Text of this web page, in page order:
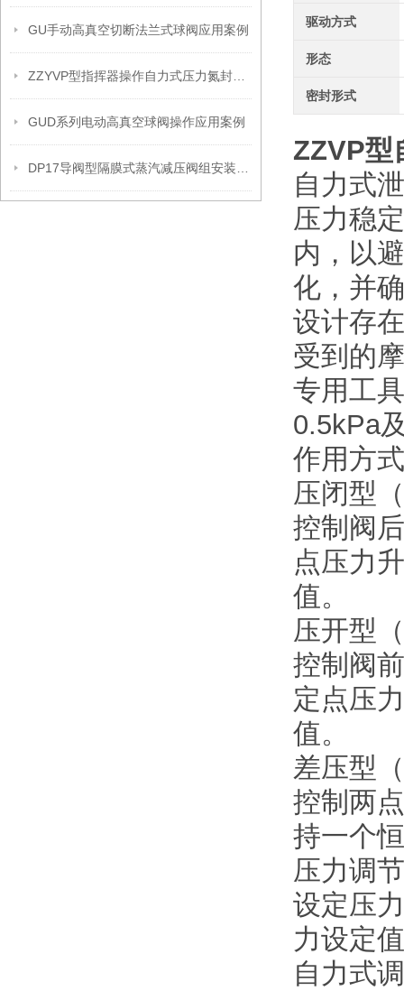
GU手动高真空切断法兰式球阀应用案例
GUD系列电动高真空球阀操作应用案例
驱动方式
形态
密封形式
ZZVP型
自力式
压力稳
内，以
化，并
设计存
受到的
专用工
0.5kPa
作用方式
压闭型
控制阀
点压力
值。
压开型
控制阀
定点压
值。
差压型
控制两
持一个
压力调
设定压
力设定
自力式